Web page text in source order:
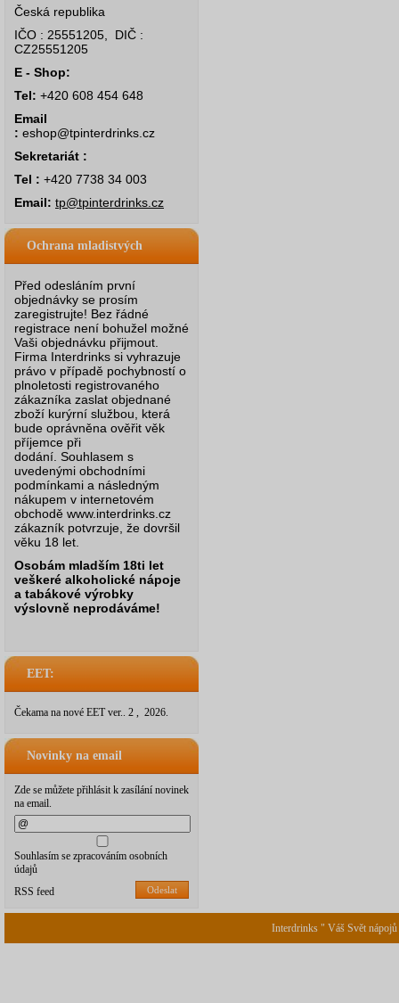
Česká republika
IČO : 25551205, DIČ :
CZ25551205
E - Shop:
Tel: +420 608 454 648
Email
: eshop@tpinterdrinks.cz
Sekretariát :
Tel : +420 7738 34 003
Email: tp@tpinterdrinks.cz
Ochrana mladistvých
Před odesláním první
objednávky se prosím
zaregistrujte! Bez řádné
registrace není bohužel možné
Vaši objednávku přijmout.
Firma Interdrinks si vyhrazuje
právo v případě pochybností o
plnoletosti registrovaného
zákazníka zaslat objednané
zboží kurýrní službou, která
bude oprávněna ověřit věk
příjemce při
dodání. Souhlasem s
uvedenými obchodními
podmínkami a následným
nákupem v internetovém
obchodě www.interdrinks.cz
zákazník potvrzuje, že dovršil
věku 18 let.
Osobám mladším 18ti let
veškeré alkoholické nápoje
a tabákové výrobky
výslovně neprodáváme!
EET:
Čekama na nové EET ver.. 2 , 2026.
Novinky na email
Zde se můžete přihlásit k zasílání novinek
na email.
Souhlasím se zpracováním osobních
údajů
Odeslat
RSS feed
Interdrinks " Váš Svět